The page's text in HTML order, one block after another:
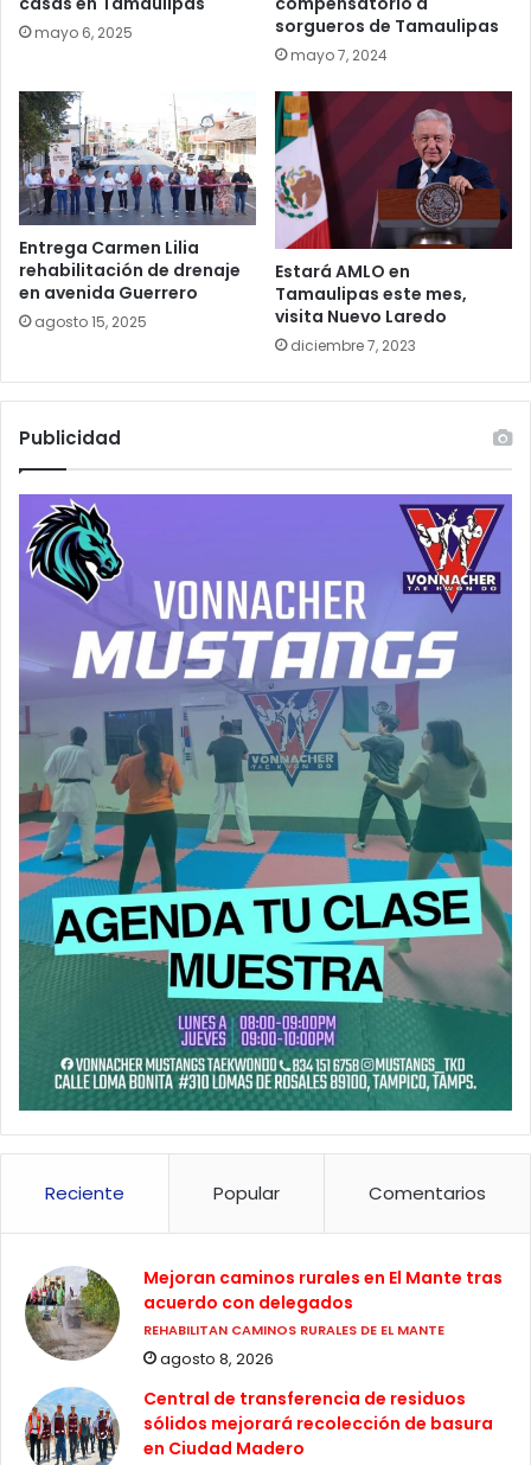
mayo 6, 2025
sorgueros de Tamaulipas
mayo 7, 2024
Entrega Carmen Lilia
rehabilitación de drenaje
en avenida Guerrero
agosto 15, 2025
Estará AMLO en
Tamaulipas este mes,
visita Nuevo Laredo
diciembre 7, 2023
Publicidad
Reciente Popular Comentarios
Mejoran caminos rurales en El Mante tras
acuerdo con delegados
REHABILITAN CAMINOS RURALES DE EL MANTE
agosto 8, 2026
Central de transferencia de residuos
sólidos mejorará recolección de basura
en Ciudad Madero